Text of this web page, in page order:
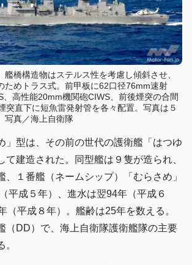
艦橋構造物はステルス性を考慮し傾斜させ、
ためトラス式。前甲板に62口径76mm速射
、高性能20mm機関砲CIWS、前後煙突の合間
突直下に短魚雷発射管を各々配置。写真は５
写真／海上自衛隊
」型は、その前の世代の護衛艦「はつゆ
て建造された。同型艦は９隻が造られ、
、１番艦（ネームシップ）「むらさめ」
平成５年）、進水は翌94年（平成６
（平成８年）。艦齢は25年を数える。
（DD）で、海上自衛隊護衛艦隊の主要